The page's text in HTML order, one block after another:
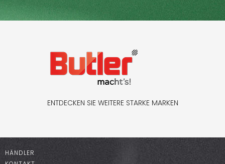
ENTDECKEN SIE WEITERE STARKE MARKEN
HÄNDLER